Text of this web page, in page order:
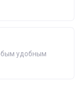
удобным